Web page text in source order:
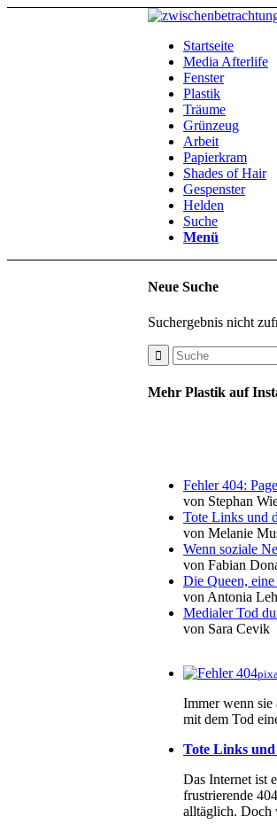
Startseite
Media Afterlife
Fenster
Plastik
Träume
Grünzeug
Arbeit
Papierkram
Shades of Hair
Gespenster
Helden
Suche
Menü
Neue Suche
Suchergebnis nicht
Mehr Plastik auf
Fehler 404:
von Stephan
Tote Links und
von Melanie
Wenn soziale
von Fabian
Die Queen,
von Antonia
Medialer Tod
von Sara Cevik
Immer wenn sie
mit dem Tod
Tote Links
Das Internet ist
frustrierende
alltäglich. Doch